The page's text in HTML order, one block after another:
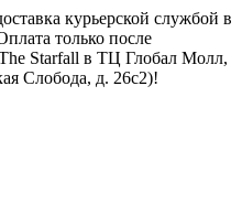
курьерской службой в
только после
Starfall в ТЦ Глобал Молл,
Слобода, д. 26с2)!